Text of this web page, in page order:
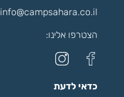
info@campsahara.co.il
הצטרפו אלינו:
כדאי לדעת